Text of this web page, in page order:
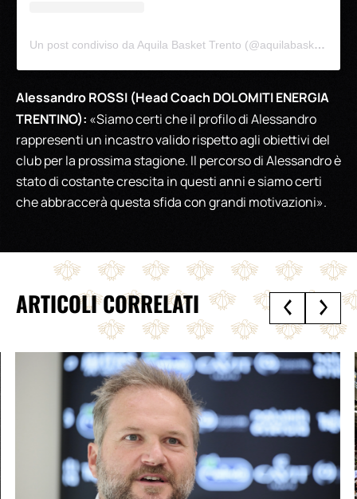
Un post condiviso da Aquila Basket Trento (@aquilabaskettrento)
Alessandro ROSSI (Head Coach DOLOMITI ENERGIA
TRENTINO): «Siamo certi che il profilo di Alessandro
rappresenti un incastro valido rispetto agli obiettivi del
club per la prossima stagione. Il percorso di Alessandro è
stato di costante crescita in questi anni e siamo certi
che abbraccerà questa sfida con grandi motivazioni».
ARTICOLI CORRELATI